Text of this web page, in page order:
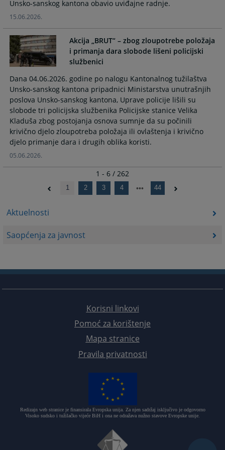
Aktuelnosti
Saopćenja za javnost
Unsko-sanskog kantona obavio uviđajne radnje.
15.06.2026.
Akcija „BRUT“ – zbog zloupotrebe položaja
i primanja dara slobode lišeni policijski
službenici
Dana 04.06.2026. godine po nalogu Kantonalnog tužilaštva
Unsko-sanskog kantona pripadnici Ministarstva unutrašnjih
poslova Unsko-sanskog kantona, Uprave policije lišili su
slobode tri policijska službenika Policijske stanice Velika
Kladuša zbog postojanja osnova sumnje da su počinili
krivično djelo zloupotreba položaja ili ovlaštenja i krivično
djelo primanje dara i drugih oblika koristi.
05.06.2026.
1 - 6 / 262
1 2 3 4 44
Korisni linkovi
Pomoć za korištenje
Mapa stranice
Pravila privatnosti
Redizajn web stranice je finansirala Evropska unija. Za njen sadržaj isključivo je odgovorno
Visoko sudsko i tužilačko vijeće BiH i ona ne odražava nužno stavove Evropske unije.